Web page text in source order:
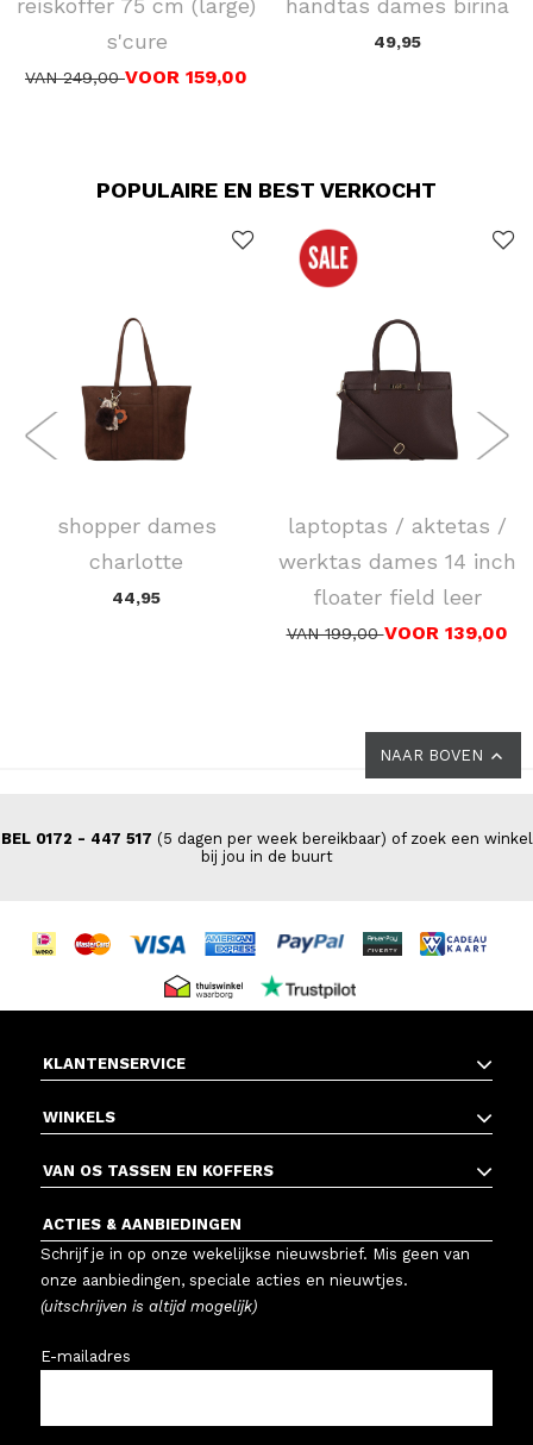
reiskoffer 75 cm (large)
s'cure
VAN 249,00VOOR 159,00
handtas dames birina
49,95
POPULAIRE EN BEST VERKOCHT
shopper dames
charlotte
44,95
laptoptas / aktetas /
werktas dames 14 inch
floater field leer
VAN 199,00VOOR 139,00
NAAR BOVEN
BEL 0172 - 447 517 (5 dagen per week bereikbaar) of zoek een winkel
bij jou in de buurt
KLANTENSERVICE
WINKELS
VAN OS TASSEN EN KOFFERS
ACTIES & AANBIEDINGEN
Schrijf je in op onze wekelijkse nieuwsbrief. Mis geen van
onze aanbiedingen, speciale acties en nieuwtjes.
(uitschrijven is altijd mogelijk)
E-mailadres